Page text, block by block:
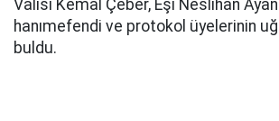
Valisi Kemal Çeber, Eşi Neslihan
hanımefendi ve protokol üyelerinin
buldu.